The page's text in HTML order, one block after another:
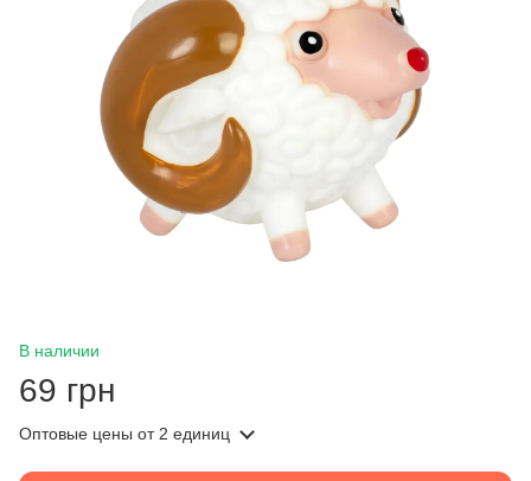
В наличии
69 грн
Оптовые цены от 2 единиц